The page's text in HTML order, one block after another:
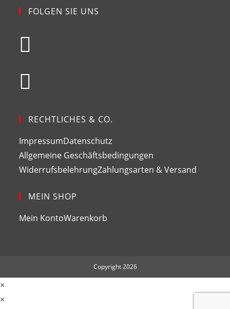
FOLGEN SIE UNS
RECHTLICHES & CO.
ImpressumDatenschutz
Allgemeine Geschäftsbedingungen
WiderrufsbelehrungZahlungsarten & Versand
MEIN SHOP
Mein KontoWarenkorb
Copyright 2026
×
×